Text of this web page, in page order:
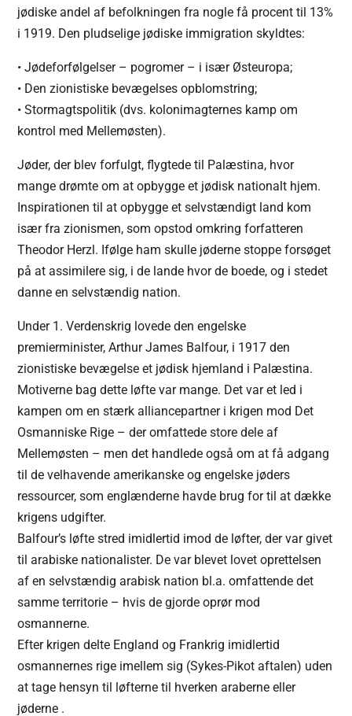
jødiske andel af befolkningen fra nogle få procent til 13%
i 1919. Den pludselige jødiske immigration skyldtes:
• Jødeforfølgelser – pogromer – i især Østeuropa;
• Den zionistiske bevægelses opblomstring;
• Stormagtspolitik (dvs. kolonimagternes kamp om
kontrol med Mellemøsten).
Jøder, der blev forfulgt, flygtede til Palæstina, hvor
mange drømte om at opbygge et jødisk nationalt hjem.
Inspirationen til at opbygge et selvstændigt land kom
især fra zionismen, som opstod omkring forfatteren
Theodor Herzl. Ifølge ham skulle jøderne stoppe forsøget
på at assimilere sig, i de lande hvor de boede, og i stedet
danne en selvstændig nation.
Under 1. Verdenskrig lovede den engelske
premierminister, Arthur James Balfour, i 1917 den
zionistiske bevægelse et jødisk hjemland i Palæstina.
Motiverne bag dette løfte var mange. Det var et led i
kampen om en stærk alliancepartner i krigen mod Det
Osmanniske Rige – der omfattede store dele af
Mellemøsten – men det handlede også om at få adgang
til de velhavende amerikanske og engelske jøders
ressourcer, som englænderne havde brug for til at dække
krigens udgifter.
Balfour’s løfte stred imidlertid imod de løfter, der var givet
til arabiske nationalister. De var blevet lovet oprettelsen
af en selvstændig arabisk nation bl.a. omfattende det
samme territorie – hvis de gjorde oprør mod
osmannerne.
Efter krigen delte England og Frankrig imidlertid
osmannernes rige imellem sig (Sykes-Pikot aftalen) uden
at tage hensyn til løfterne til hverken araberne eller
jøderne .